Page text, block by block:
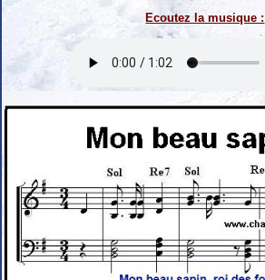
Ecoutez la musique :